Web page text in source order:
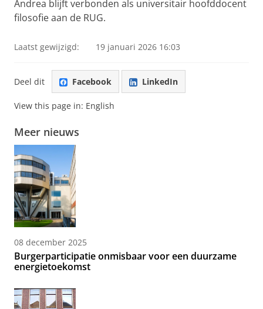
Andrea blijft verbonden als universitair hoofddocent
filosofie aan de RUG.
Laatst gewijzigd: 19 januari 2026 16:03
Deel dit Facebook LinkedIn
View this page in: English
Meer nieuws
08 december 2025
Burgerparticipatie onmisbaar voor een duurzame
energietoekomst